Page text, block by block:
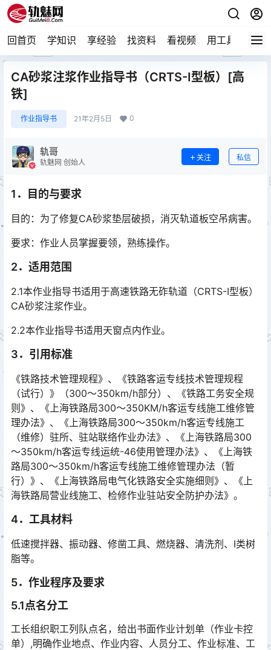
回首页 学知识 享经验 找资料 看视频 用工具 论技
CA砂浆注浆作业指导书（CRTS-Ⅰ型板）[高
铁]
作业指导书 21年2月5日 0
轨哥
轨魅网 创始人
关注 私信
1．目的与要求
目的：为了修复CA砂浆垫层破损，消灭轨道板空吊病害。
要求：作业人员掌握要领，熟练操作。
2．适用范围
2.1本作业指导书适用于高速铁路无砟轨道（CRTS-Ⅰ型板）
CA砂浆注浆作业。
2.2本作业指导书适用天窗点内作业。
3．引用标准
《铁路技术管理规程》、《铁路客运专线技术管理规程
（试行）》（300～350km/h部分）、《铁路工务安全规
则》、《上海铁路局300～350KM/h客运专线施工维修管
理办法》、《上海铁路局300～350km/h客运专线施工
（维修）驻所、驻站联络作业办法》、《上海铁路局300
～350km/h客运专线运统-46使用管理办法》、《上海铁
路局300～350km/h客运专线施工维修管理办法（暂
行）》、《上海铁路局电气化铁路安全实施细则》、《上
海铁路局营业线施工、检修作业驻站安全防护办法》。󠅅󠅃󠄵󠅂󠄪󠇖󠆨󠆨󠇕󠆞󠆒󠅬󠇘󠆭󠆘󠇙󠆝󠅵󠇗󠆭󠆁󠄐󠇗󠅹󠅸󠇖󠆍󠅳󠇖󠅹󠅰󠇖󠆌󠅹
4．工具材料
低速搅拌器、振动器、修凿工具、燃烧器、清洗剂、Ⅰ类树
脂等。
5．作业程序及要求
5.1点名分工
工长组织职工列队点名，给出书面作业计划单（作业卡控
单）,明确作业地点、作业内容、人员分工、作业标准、工